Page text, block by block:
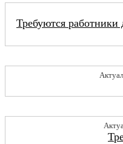
Требуются